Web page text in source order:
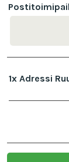
1x Adressi